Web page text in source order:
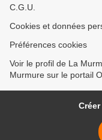
C.G.U.
Cookies et données
Préférences cookies
Voir le profil de La
Murmure sur le portail